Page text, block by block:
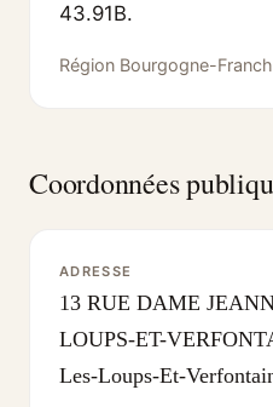
43.91B.
Région Bourgogne-
Coordonnées
ADRESSE
13 RUE DAME
LOUPS-ET-
Les-Loups-Et-